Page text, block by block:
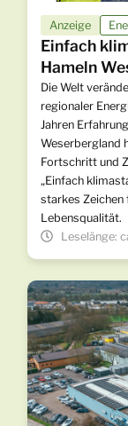
Anzeige
Einfach
Hameln
Die Welt
regionaler
Jahren
Weserbergland
Fortschritt und
„Einfach
starkes Zeichen
Lebensqualität.
Leselänge: